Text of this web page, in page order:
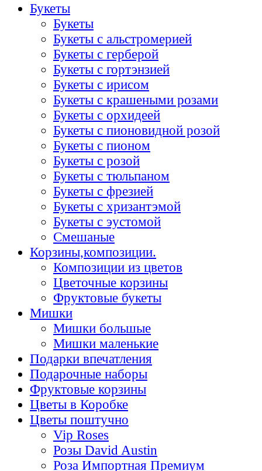
Букеты
Букеты
Букеты с альстромерией
Букеты с герберой
Букеты с гортэнзией
Букеты с ирисом
Букеты с крашеными розами
Букеты с орхидеей
Букеты с пионовидной розой
Букеты с пионом
Букеты с розой
Букеты с тюльпаном
Букеты с фрезией
Букеты с хризантэмой
Букеты с эустомой
Смешаные
Корзины,композиции.
Композиции из цветов
Цветочные корзины
Фруктовые букеты
Мишки
Мишки большые
Мишки маленькие
Подарки впечатления
Подарочные наборы
Фруктовые корзины
Цветы в Коробке
Цветы поштучно
Vip Roses
Розы David Austin
Роза Импортная Премиум